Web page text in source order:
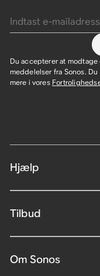
Du accepterer at
meddelelser fra Sonos.
mere i vores
Hjælp
Tilbud
Om Sonos